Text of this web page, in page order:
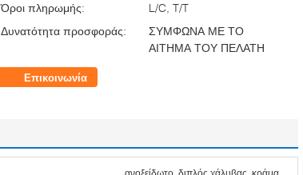
Όροι πληρωμής:
L/C, T/T
Δυνατότητα προσφοράς:
ΣΥΜΦΩΝΑ ΜΕ ΤΟ
ΑΙΤΗΜΑ ΤΟΥ ΠΕΛΑΤΗ
Επικοινωνία